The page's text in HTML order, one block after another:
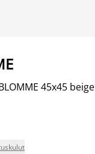
45x45 beige